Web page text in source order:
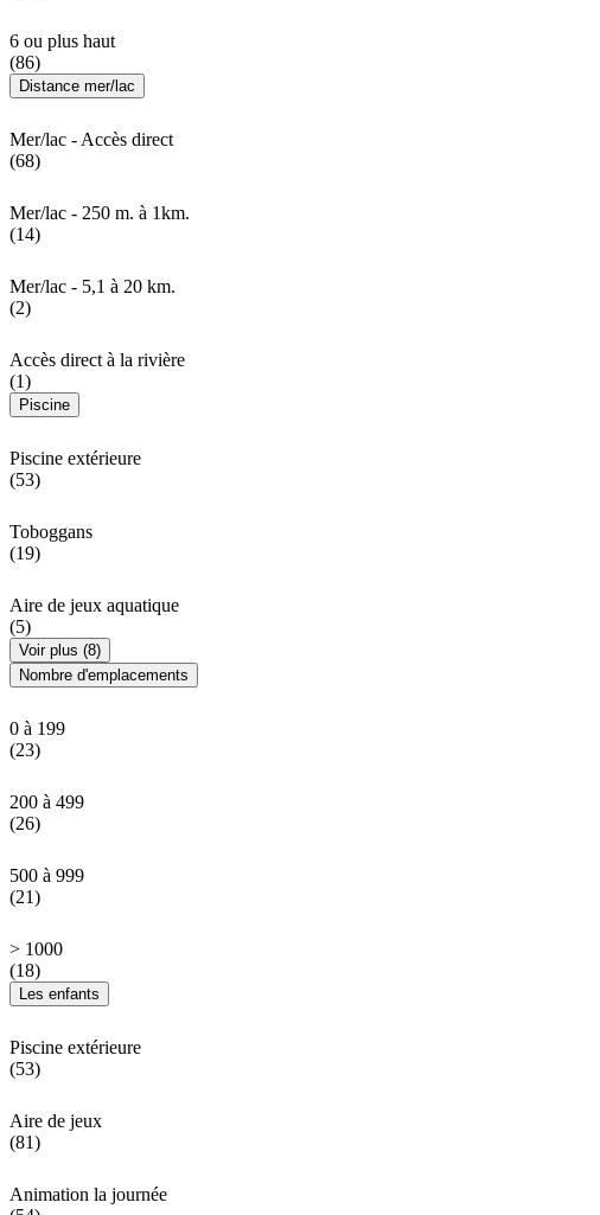
6 ou plus haut
(86)
Distance mer/lac
Mer/lac - Accès direct
(68)
Mer/lac - 250 m. à 1km.
(14)
Mer/lac - 5,1 à 20 km.
(2)
Accès direct à la rivière
(1)
Piscine
Piscine extérieure
(53)
Toboggans
(19)
Aire de jeux aquatique
(5)
Voir plus (8)
Nombre d'emplacements
0 à 199
(23)
200 à 499
(26)
500 à 999
(21)
> 1000
(18)
Les enfants
Piscine extérieure
(53)
Aire de jeux
(81)
Animation la journée